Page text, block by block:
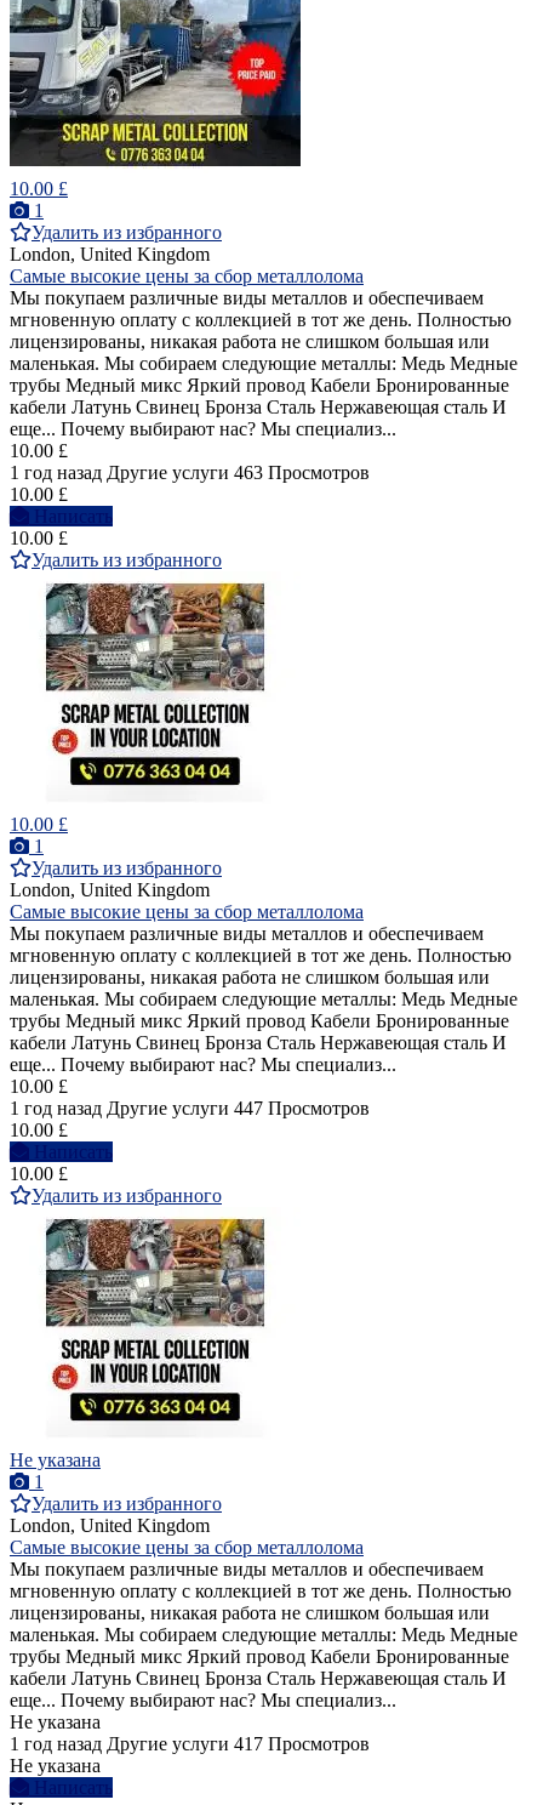
10.00 £
1
Удалить из избранного
London, United Kingdom
Самые высокие цены за сбор металлолома
Мы покупаем различные виды металлов и обеспечиваем
мгновенную оплату с коллекцией в тот же день. Полностью
лицензированы, никакая работа не слишком большая или
маленькая. Мы собираем следующие металлы: Медь Медные
трубы Медный микс Яркий провод Кабели Бронированные
кабели Латунь Свинец Бронза Сталь Нержавеющая сталь И
еще... Почему выбирают нас? Мы специализ...
10.00 £
1 год назад Другие услуги 463 Просмотров
10.00 £
Написать
10.00 £
Удалить из избранного
10.00 £
1
Удалить из избранного
London, United Kingdom
Самые высокие цены за сбор металлолома
Мы покупаем различные виды металлов и обеспечиваем
мгновенную оплату с коллекцией в тот же день. Полностью
лицензированы, никакая работа не слишком большая или
маленькая. Мы собираем следующие металлы: Медь Медные
трубы Медный микс Яркий провод Кабели Бронированные
кабели Латунь Свинец Бронза Сталь Нержавеющая сталь И
еще... Почему выбирают нас? Мы специализ...
10.00 £
1 год назад Другие услуги 447 Просмотров
10.00 £
Написать
10.00 £
Удалить из избранного
Не указана
1
Удалить из избранного
London, United Kingdom
Самые высокие цены за сбор металлолома
Мы покупаем различные виды металлов и обеспечиваем
мгновенную оплату с коллекцией в тот же день. Полностью
лицензированы, никакая работа не слишком большая или
маленькая. Мы собираем следующие металлы: Медь Медные
трубы Медный микс Яркий провод Кабели Бронированные
кабели Латунь Свинец Бронза Сталь Нержавеющая сталь И
еще... Почему выбирают нас? Мы специализ...
Не указана
1 год назад Другие услуги 417 Просмотров
Не указана
Написать